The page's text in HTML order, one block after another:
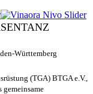
Württemberg
(TGA) BTGA e.V.,
gemeinsame